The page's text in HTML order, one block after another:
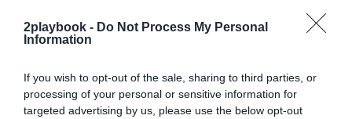
2playbook - Do Not Process My Personal
Information
If you wish to opt-out of the sale, sharing to third parties, or
processing of your personal or sensitive information for
targeted advertising by us, please use the below opt-out